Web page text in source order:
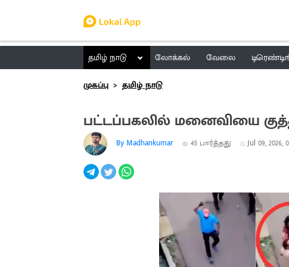
தமிழ் நாடு லோக்கல் வேலை
முகப்பு
தமிழ் நாடு
பட்டப்பகலில் மனைவியை
By Madhankumar 45 பார்த்தது Jul 09, 2026,